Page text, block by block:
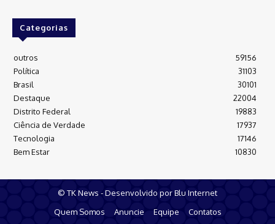
Categorias
outros
59156
Política
31103
Brasil
30101
Destaque
22004
Distrito Federal
19883
Ciência de Verdade
17937
Tecnologia
17146
Bem Estar
10830
© TK News - Desenvolvido por Blu Internet
Quem Somos
Anuncie Equipe Contatos